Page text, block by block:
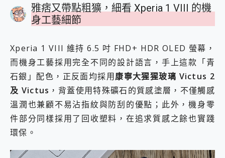
雅痞又帶點粗獷，細看 Xperia 1 VIII 的機
身工藝細節
Xperia 1 VIII 維持 6.5 吋 FHD+ HDR OLED 螢幕，
而機身工藝採用完全不同的設計語言，手上這款「青
石銀」配色，正反面均採用康寧大猩猩玻璃 Victus 2
及 Victus ，背蓋使用特殊礦石的質感塗層，不僅觸感
溫潤也兼顧不易沾指紋與防刮的優點；此外，機身零
件部分同樣採用了回收塑料，在追求質感之餘也實踐
環保。